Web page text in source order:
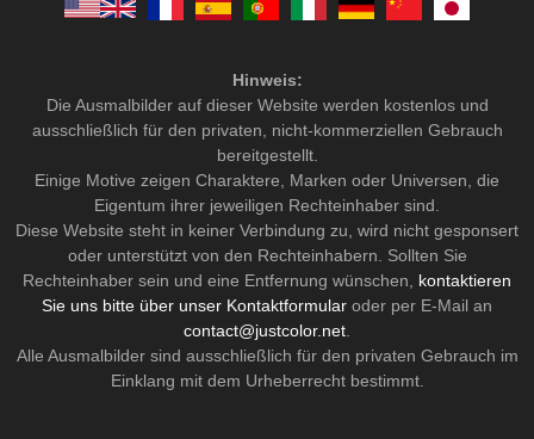
Hinweis:
Die Ausmalbilder auf dieser Website werden kostenlos und
ausschließlich für den privaten, nicht-kommerziellen Gebrauch
bereitgestellt.
Einige Motive zeigen Charaktere, Marken oder Universen, die
Eigentum ihrer jeweiligen Rechteinhaber sind.
Diese Website steht in keiner Verbindung zu, wird nicht gesponsert
oder unterstützt von den Rechteinhabern. Sollten Sie
Rechteinhaber sein und eine Entfernung wünschen, kontaktieren
Sie uns bitte über unser Kontaktformular oder per E-Mail an
contact@justcolor.net
Alle Ausmalbilder sind ausschließlich für den privaten Gebrauch im
Einklang mit dem Urheberrecht bestimmt.